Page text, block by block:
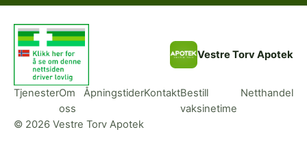
Vestre Torv Apotek
TjenesterOm
oss
ÅpningstiderKontaktBestill
vaksinetime
Netthandel
© 2026 Vestre Torv Apotek